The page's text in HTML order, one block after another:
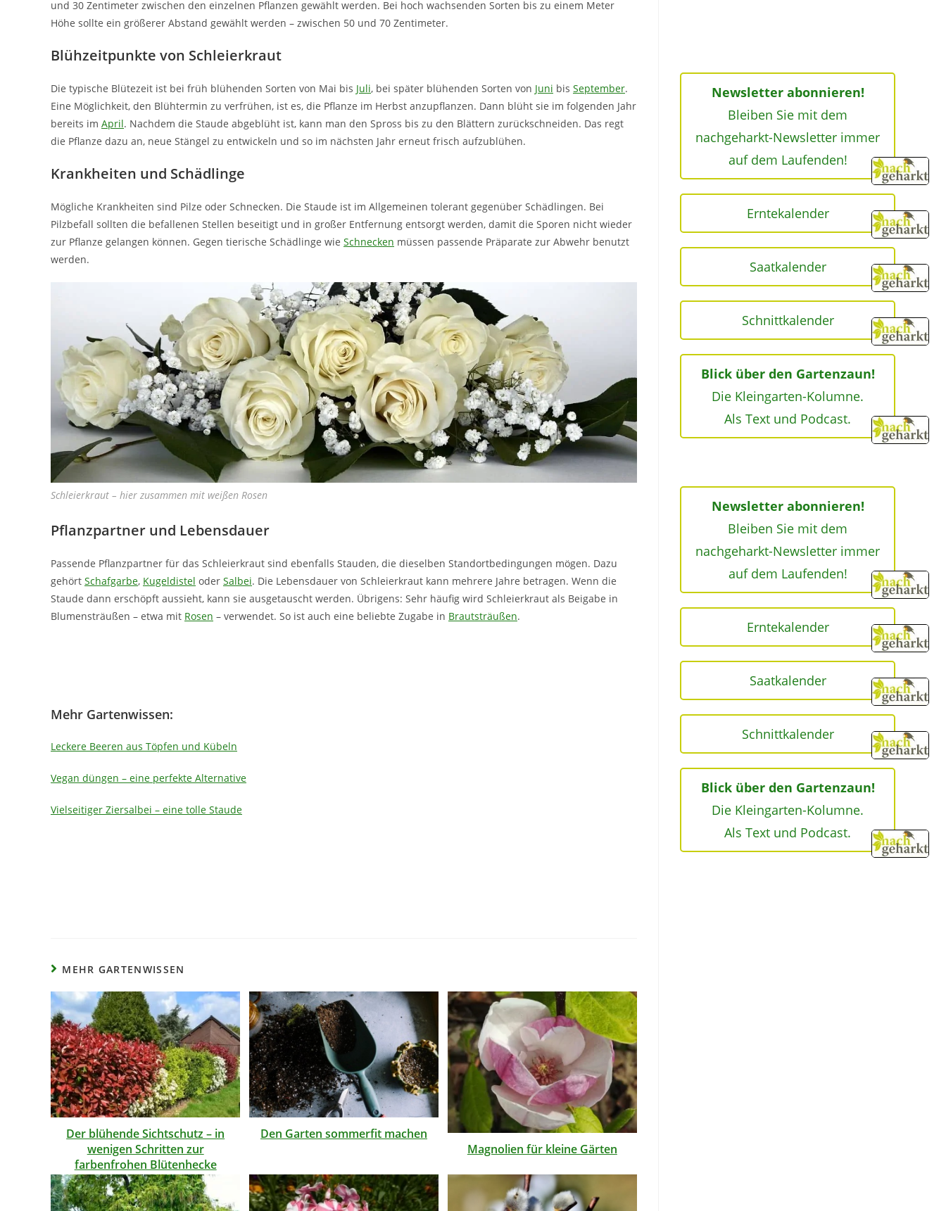
und 30 Zentimeter zwischen den einzelnen Pflanzen gewählt werden. Bei hoch wachsenden Sorten bis zu einem Meter
Höhe sollte ein größerer Abstand gewählt werden – zwischen 50 und 70 Zentimeter.
Blühzeitpunkte von Schleierkraut
Die typische Blütezeit ist bei früh blühenden Sorten von Mai bis Juli, bei später blühenden Sorten von Juni bis September.
Eine Möglichkeit, den Blühtermin zu verfrühen, ist es, die Pflanze im Herbst anzupflanzen. Dann blüht sie im folgenden Jahr
bereits im April. Nachdem die Staude abgeblüht ist, kann man den Spross bis zu den Blättern zurückschneiden. Das regt
die Pflanze dazu an, neue Stängel zu entwickeln und so im nächsten Jahr erneut frisch aufzublühen.
Krankheiten und Schädlinge
Mögliche Krankheiten sind Pilze oder Schnecken. Die Staude ist im Allgemeinen tolerant gegenüber Schädlingen. Bei
Pilzbefall sollten die befallenen Stellen beseitigt und in großer Entfernung entsorgt werden, damit die Sporen nicht wieder
zur Pflanze gelangen können. Gegen tierische Schädlinge wie Schnecken müssen passende Präparate zur Abwehr benutzt
werden.
Schleierkraut – hier zusammen mit weißen Rosen
Pflanzpartner und Lebensdauer
Passende Pflanzpartner für das Schleierkraut sind ebenfalls Stauden, die dieselben Standortbedingungen mögen. Dazu
gehört Schafgarbe, Kugeldistel oder Salbei. Die Lebensdauer von Schleierkraut kann mehrere Jahre betragen. Wenn die
Staude dann erschöpft aussieht, kann sie ausgetauscht werden. Übrigens: Sehr häufig wird Schleierkraut als Beigabe in
Blumensträußen – etwa mit Rosen – verwendet. So ist auch eine beliebte Zugabe in Brautsträußen.
Mehr Gartenwissen:
Leckere Beeren aus Töpfen und Kübeln
Vegan düngen – eine perfekte Alternative
Vielseitiger Ziersalbei – eine tolle Staude
MEHR GARTENWISSEN
Der blühende Sichtschutz – in
wenigen Schritten zur
farbenfrohen Blütenhecke
Den Garten sommerfit machen
Magnolien für kleine Gärten
Newsletter abonnieren!
Bleiben Sie mit dem
nachgeharkt-Newsletter immer
auf dem Laufenden!
Erntekalender
Saatkalender
Schnittkalender
Blick über den Gartenzaun!
Die Kleingarten-Kolumne.
Als Text und Podcast.
Newsletter abonnieren!
Bleiben Sie mit dem
nachgeharkt-Newsletter immer
auf dem Laufenden!
Erntekalender
Saatkalender
Schnittkalender
Blick über den Gartenzaun!
Die Kleingarten-Kolumne.
Als Text und Podcast.